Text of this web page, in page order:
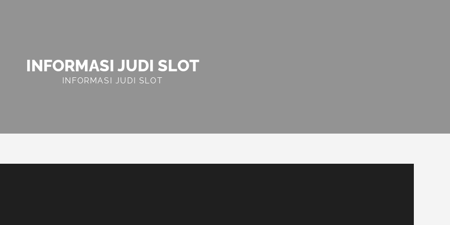
INFORMASI JUDI SLOT
INFORMASI JUDI SLOT